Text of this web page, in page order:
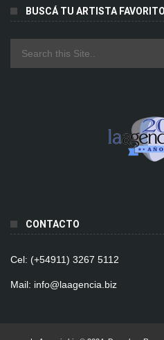
BUSCÁ TU ARTISTA FAVORITO
CONTACTO
Cel: (+54911) 3267 5112
Mail: info@laagencia.biz